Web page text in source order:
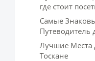
где стоит
Самые
Путеводитель
Лучшие Места
Тоскане